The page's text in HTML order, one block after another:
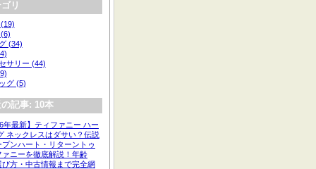
リ
(34)
サリー (44)
グ (5)
記事: 10本
年最新】ティファニー ハー
ネックレスはダサい？伝説
プンハート・リターントゥ
ァニーを徹底解説！年齢
び方・中古情報まで完全網